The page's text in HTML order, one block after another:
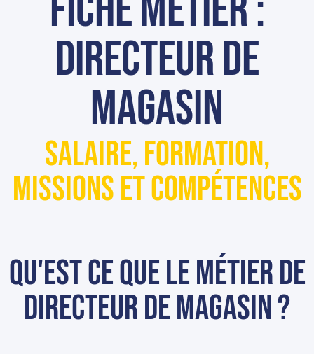
Directeur de
Magasin
Salaire, formation,
missions et compétences
Qu'est ce que le métier de
directeur de magasin ?